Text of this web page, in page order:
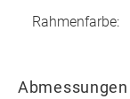
Rahmenfarbe:
Abmessungen